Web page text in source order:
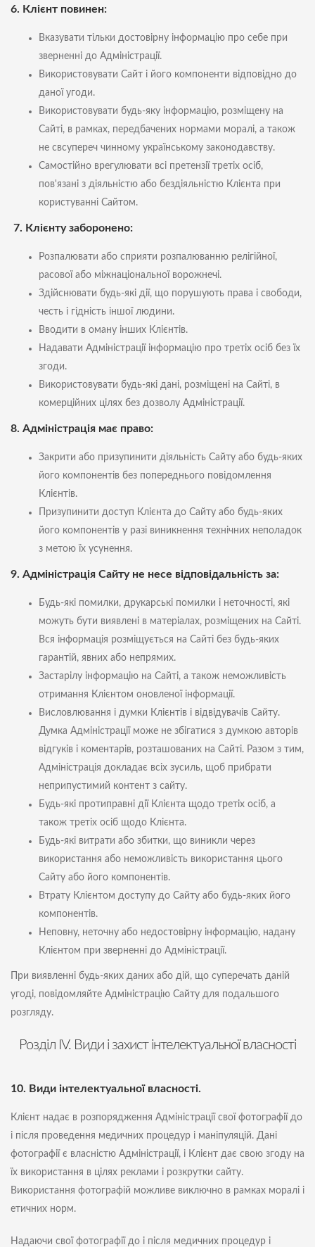
6. Клієнт повинен:
Вказувати тільки достовірну інформацію про себе при
зверненні до Адміністрації.
Використовувати Сайт і його компоненти відповідно до
даної угоди.
Використовувати будь-яку інформацію, розміщену на
Сайті, в рамках, передбачених нормами моралі, а також
не свсупереч чинному українському законодавству.
Самостійно врегулювати всі претензії третіх осіб,
пов'язані з діяльністю або бездіяльністю Клієнта при
користуванні Сайтом.
7. Клієнту заборонено:
Розпалювати або сприяти розпалюванню релігійної,
расової або міжнаціональної ворожнечі.
Здійснювати будь-які дії, що порушують права і свободи,
честь і гідність іншої людини.
Вводити в оману інших Клієнтів.
Надавати Адміністрації інформацію про третіх осіб без їх
згоди.
Використовувати будь-які дані, розміщені на Сайті, в
комерційних цілях без дозволу Адміністрації.
8. Адміністрація має право:
Закрити або призупинити діяльність Сайту або будь-яких
його компонентів без попереднього повідомлення
Клієнтів.
Призупинити доступ Клієнта до Сайту або будь-яких
його компонентів у разі виникнення технічних неполадок
з метою їх усунення.
9. Адміністрація Сайту не несе відповідальність за:
Будь-які помилки, друкарські помилки і неточності, які
можуть бути виявлені в матеріалах, розміщених на Сайті.
Вся інформація розміщується на Сайті без будь-яких
гарантій, явних або непрямих.
Застарілу інформацію на Сайті, а також неможливість
отримання Клієнтом оновленої інформації.
Висловлювання і думки Клієнтів і відвідувачів Сайту.
Думка Адміністрації може не збігатися з думкою авторів
відгуків і коментарів, розташованих на Сайті. Разом з тим,
Адміністрація докладає всіх зусиль, щоб прибрати
неприпустимий контент з сайту.
Будь-які протиправні дії Клієнта щодо третіх осіб, а
також третіх осіб щодо Клієнта.
Будь-які витрати або збитки, що виникли через
використання або неможливість використання цього
Сайту або його компонентів.
Втрату Клієнтом доступу до Сайту або будь-яких його
компонентів.
Неповну, неточну або недостовірну інформацію, надану
Клієнтом при зверненні до Адміністрації.
При виявленні будь-яких даних або дій, що суперечать даній
угоді, повідомляйте Адміністрацію Сайту для подальшого
розгляду.
Розділ IV. Види і захист інтелектуальної власності
10. Види інтелектуальної власності.
Клієнт надає в розпорядження Адміністрації свої фотографії до
і після проведення медичних процедур і маніпуляцій. Дані
фотографії є власністю Адміністрації, і Клієнт дає свою згоду на
їх використання в цілях реклами і розкрутки сайту.
Використання фотографій можливе виключно в рамках моралі і
етичних норм.
Надаючи свої фотографії до і після медичних процедур і